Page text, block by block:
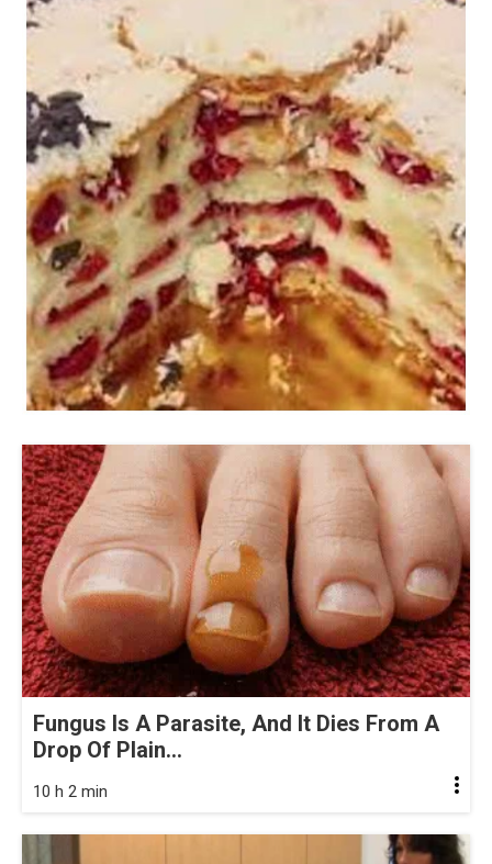
Fungus Is A Parasite, And It Dies From A
Drop Of Plain...
10 h 2 min